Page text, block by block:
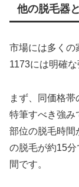
他の脱毛器
市場には多くの
1173には明確な
まず、同価格帯
特筆すべき強み
部位の脱毛時間
の脱毛が約15
間です。